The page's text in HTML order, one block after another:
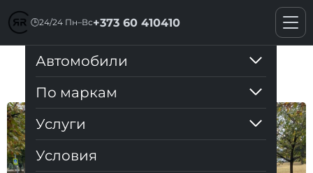
🕒24/24 Пн–Вс+373 60 410410
Автомобили
По маркам
Услуги
Условия
Toyota Prius 30 2010